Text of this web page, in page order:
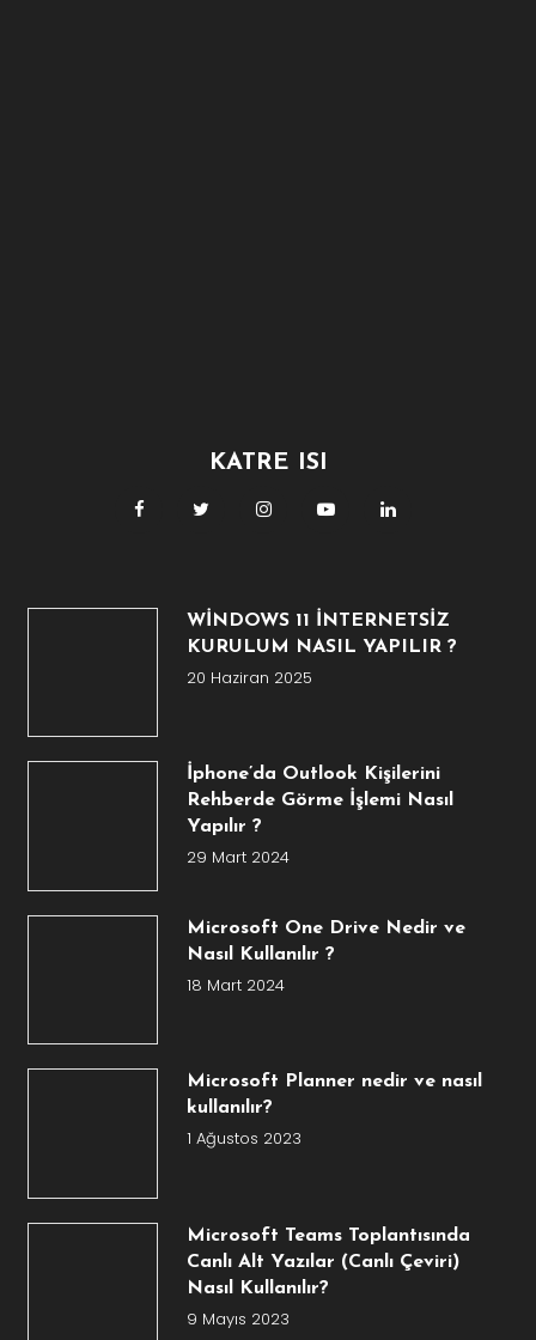
KATRE ISI
WİNDOWS 11 İNTERNETSİZ
KURULUM NASIL YAPILIR ?
20 Haziran 2025
İphone’da Outlook Kişilerini
Rehberde Görme İşlemi Nasıl
Yapılır ?
29 Mart 2024
Microsoft One Drive Nedir ve
Nasıl Kullanılır ?
18 Mart 2024
Microsoft Planner nedir ve nasıl
kullanılır?
1 Ağustos 2023
Microsoft Teams Toplantısında
Canlı Alt Yazılar (Canlı Çeviri)
Nasıl Kullanılır?
9 Mayıs 2023